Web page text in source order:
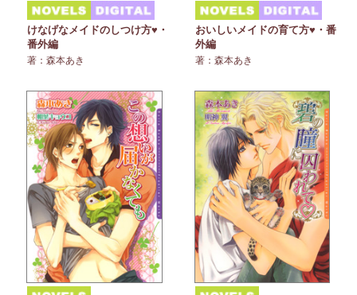
けなげなメイドのしつけ方♥・
番外編
著：森本あき
おいしいメイドの育て方♥・番
外編
著：森本あき